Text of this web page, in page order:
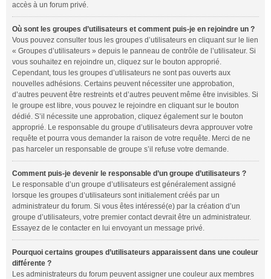
accès à un forum privé.
Où sont les groupes d’utilisateurs et comment puis-je en rejoindre un ?
Vous pouvez consulter tous les groupes d’utilisateurs en cliquant sur le lien
« Groupes d’utilisateurs » depuis le panneau de contrôle de l’utilisateur. Si
vous souhaitez en rejoindre un, cliquez sur le bouton approprié.
Cependant, tous les groupes d’utilisateurs ne sont pas ouverts aux
nouvelles adhésions. Certains peuvent nécessiter une approbation,
d’autres peuvent être restreints et d’autres peuvent même être invisibles. Si
le groupe est libre, vous pouvez le rejoindre en cliquant sur le bouton
dédié. S’il nécessite une approbation, cliquez également sur le bouton
approprié. Le responsable du groupe d’utilisateurs devra approuver votre
requête et pourra vous demander la raison de votre requête. Merci de ne
pas harceler un responsable de groupe s’il refuse votre demande.
Comment puis-je devenir le responsable d’un groupe d’utilisateurs ?
Le responsable d’un groupe d’utilisateurs est généralement assigné
lorsque les groupes d’utilisateurs sont initialement créés par un
administrateur du forum. Si vous êtes intéressé(e) par la création d’un
groupe d’utilisateurs, votre premier contact devrait être un administrateur.
Essayez de le contacter en lui envoyant un message privé.
Pourquoi certains groupes d’utilisateurs apparaissent dans une couleur
différente ?
Les administrateurs du forum peuvent assigner une couleur aux membres